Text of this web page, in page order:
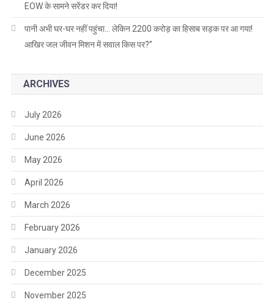
EOW के सामने सरेंडर कर दिया!
पानी अभी घर-घर नहीं पहुंचा… लेकिन 2200 करोड़ का हिसाब सड़क पर आ गया!
आखिर जल जीवन मिशन में सवाल किस पर?”
ARCHIVES
July 2026
June 2026
May 2026
April 2026
March 2026
February 2026
January 2026
December 2025
November 2025